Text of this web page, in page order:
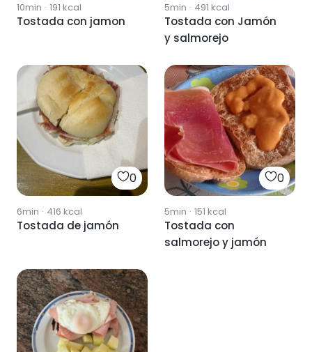
10min · 191 kcal
Tostada con jamon
5min · 491 kcal
Tostada con Jamón
y salmorejo
0
6min · 416 kcal
Tostada de jamón
0
5min · 151 kcal
Tostada con
salmorejo y jamón